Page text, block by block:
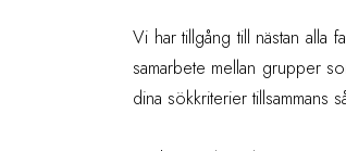
Vi har tillgång till nästan alla
samarbete mellan grupper
dina sökkriterier tillsammans